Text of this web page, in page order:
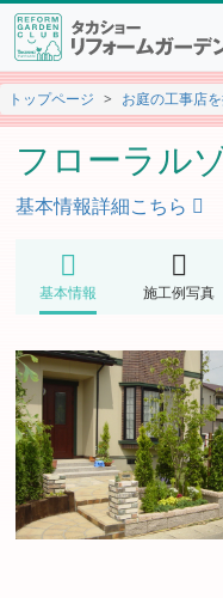
トップページ お庭の工事店
フローラル
基本情報詳細こちら
基本情報 施工例写真